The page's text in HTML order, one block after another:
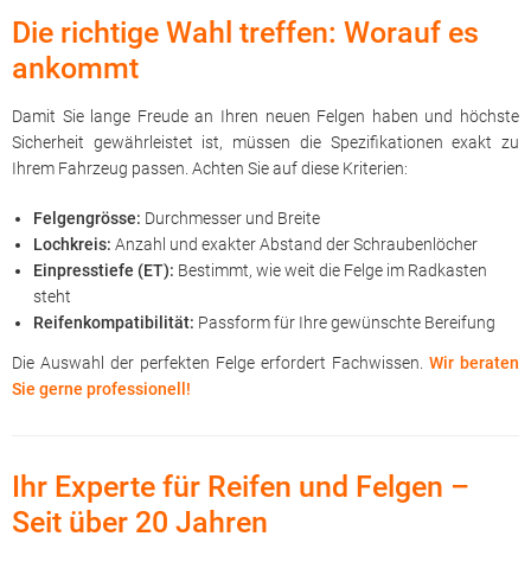
Die richtige Wahl treffen: Worauf es
ankommt
Damit Sie lange Freude an Ihren neuen Felgen haben und höchste
Sicherheit gewährleistet ist, müssen die Spezifikationen exakt zu
Ihrem Fahrzeug passen. Achten Sie auf diese Kriterien:
Felgengrösse: Durchmesser und Breite
Lochkreis: Anzahl und exakter Abstand der Schraubenlöcher
Einpresstiefe (ET): Bestimmt, wie weit die Felge im Radkasten
steht
Reifenkompatibilität: Passform für Ihre gewünschte Bereifung
Die Auswahl der perfekten Felge erfordert Fachwissen. Wir beraten
Sie gerne professionell!
Ihr Experte für Reifen und Felgen –
Seit über 20 Jahren